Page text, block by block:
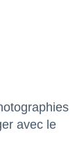
avec le